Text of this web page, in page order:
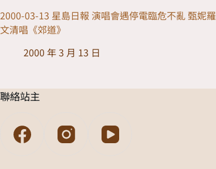
2000-03-13 星島日報 演唱會遇停電臨危不亂 甄妮羅
文清唱《郊道》
2000 年 3 月 13 日
聯絡站主